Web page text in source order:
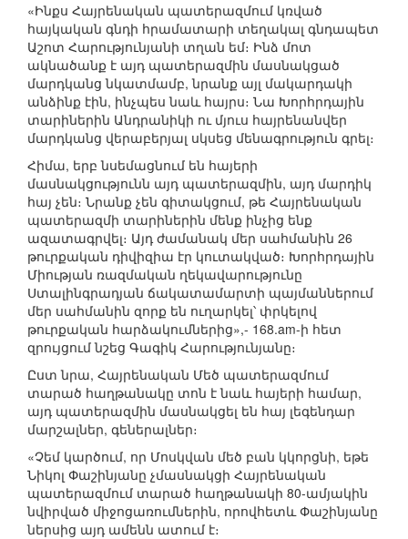
«Ինքս Հայրենական պատերազմում կռված
հայկական գնդի հրամատարի տեղակալ գնդապետ
Աշոտ Հարությունյանի տղան եմ։ Ինձ մոտ
ակնածանք է այդ պատերազմին մասնակցած
մարդկանց նկատմամբ, նրանք այլ մակարդակի
անձինք էին, ինչպես նաև հայրս։ Նա Խորհրդային
տարիներին Անդրանիկի ու մյուս հայրենանվեր
մարդկանց վերաբերյալ սկսեց մենագրություն գրել։
Հիմա, երբ նսեմացնում են հայերի
մասնակցությունն այդ պատերազմին, այդ մարդիկ
հայ չեն։ Նրանք չեն գիտակցում, թե Հայրենական
պատերազմի տարիներին մենք ինչից ենք
ազատագրվել։ Այդ ժամանակ մեր սահմանին 26
թուրքական դիվիզիա էր կուտակված։ Խորհրդային
Միության ռազմական ղեկավարությունը
Ստալինգրադյան ճակատամարտի պայմաններում
մեր սահմանին զորք են ուղարկել՝ փրկելով
թուրքական հարձակումներից»,- 168.am-ի հետ
զրույցում նշեց Գագիկ Հարությունյանը։
Ըստ նրա, Հայրենական Մեծ պատերազմում
տարած հաղթանակը տոն է նաև հայերի համար,
այդ պատերազմին մասնակցել են հայ լեգենդար
մարշալներ, գեներալներ։
«Չեմ կարծում, որ Մոսկվան մեծ բան կկորցնի, եթե
Նիկոլ Փաշինյանը չմասնակցի Հայրենական
պատերազմում տարած հաղթանակի 80-ամյակին
նվիրված միջոցառումներին, որովհետև Փաշինյանը
ներսից այդ ամենն ատում է։